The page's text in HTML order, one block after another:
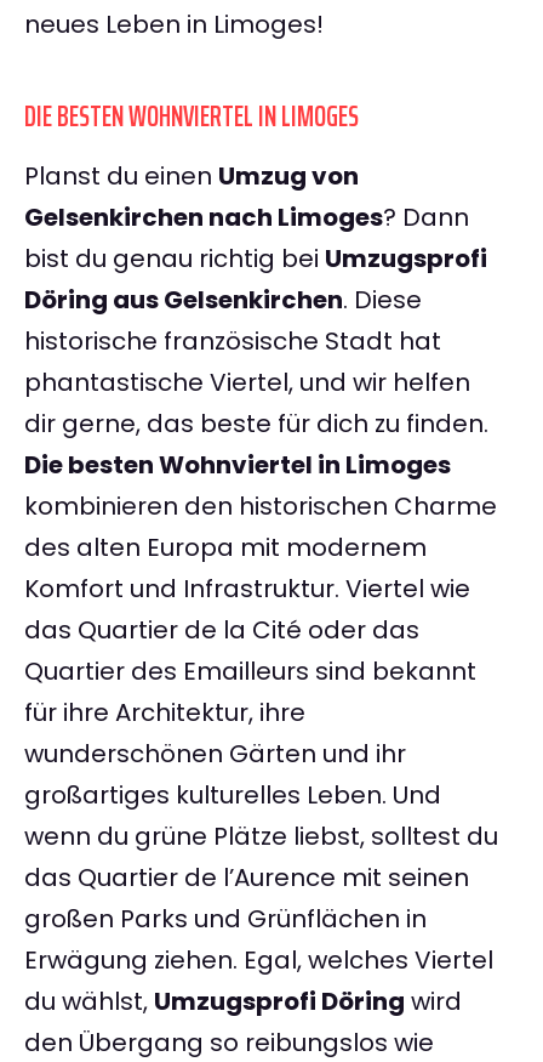
neues Leben in Limoges!
DIE BESTEN WOHNVIERTEL IN LIMOGES
Planst du einen Umzug von
Gelsenkirchen nach Limoges? Dann
bist du genau richtig bei Umzugsprofi
Döring aus Gelsenkirchen. Diese
historische französische Stadt hat
phantastische Viertel, und wir helfen
dir gerne, das beste für dich zu finden.
Die besten Wohnviertel in Limoges
kombinieren den historischen Charme
des alten Europa mit modernem
Komfort und Infrastruktur. Viertel wie
das Quartier de la Cité oder das
Quartier des Emailleurs sind bekannt
für ihre Architektur, ihre
wunderschönen Gärten und ihr
großartiges kulturelles Leben. Und
wenn du grüne Plätze liebst, solltest du
das Quartier de l’Aurence mit seinen
großen Parks und Grünflächen in
Erwägung ziehen. Egal, welches Viertel
du wählst, Umzugsprofi Döring wird
den Übergang so reibungslos wie